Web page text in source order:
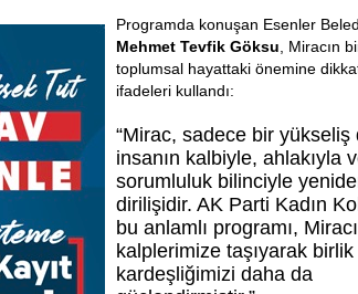
Programda konuşan Esenler
Mehmet Tevfik Göksu , Miracın
toplumsal hayattaki önemine
ifadeleri kullandı:
“Mirac, sadece bir yükseliş
insanın kalbiyle, ahlakıyla
sorumluluk bilinciyle
dirilişidir. AK Parti Kadın
bu anlamlı programı,
kalplerimize taşıyarak
kardeşliğimizi daha da